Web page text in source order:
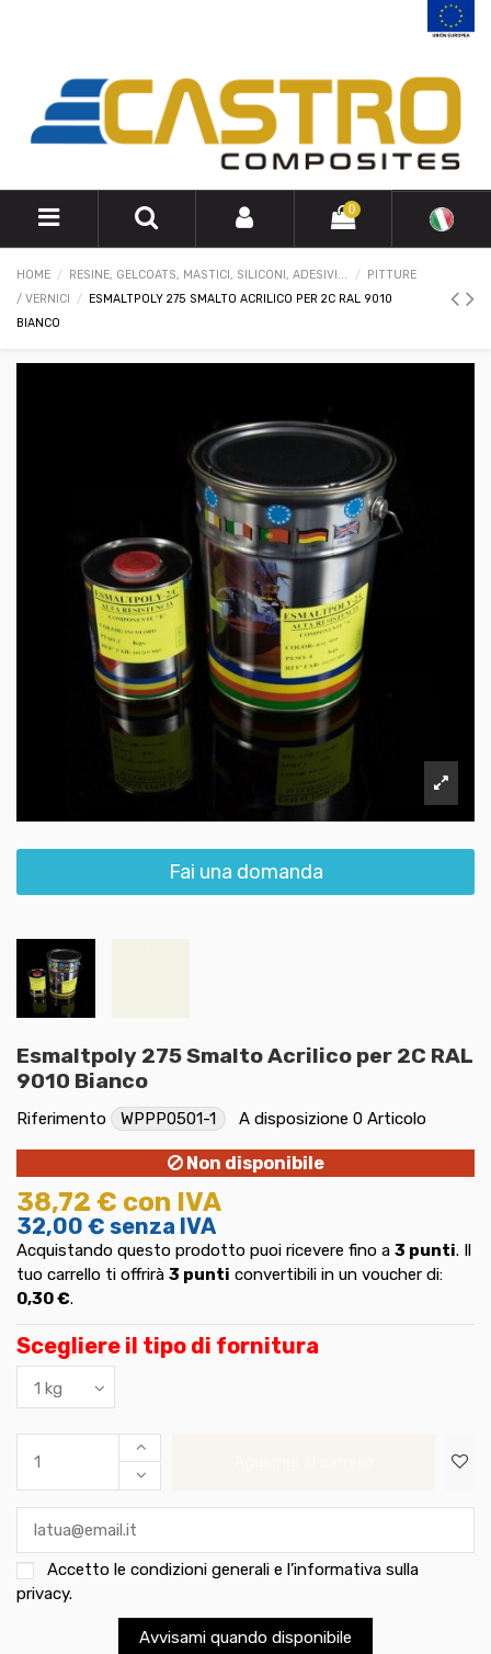
0
HOME RESINE, GELCOATS, MASTICI, SILICONI, ADESIVI...
PITTURE
/ VERNICI
ESMALTPOLY 275 SMALTO ACRILICO PER 2C RAL 9010
BIANCO
Fai una domanda
Esmaltpoly 275 Smalto Acrilico per 2C RAL
9010 Bianco
Riferimento WPPP0501-1 A disposizione 0 Articolo
Non disponibile
38,72 € con IVA
32,00 € senza IVA
Acquistando questo prodotto puoi ricevere fino a 3 punti. Il
tuo carrello ti offrirà 3 punti convertibili in un voucher di:
0,30 €.
Scegliere il tipo di fornitura
Accetto le condizioni generali e l’informativa sulla
privacy.
Avvisami quando disponibile